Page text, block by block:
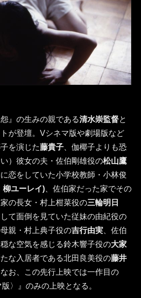
』の生みの親である清水崇監督と
が登壇。Vシネマ版や劇場版など
を演じた藤貴子、伽椰子よりも恐
）彼女の夫・佐伯剛雄役の松山鷹
恋をしていた小学校教師・小林俊
柳ユーレイ)、佐伯家だった家でその
の長女・村上柑菜役の三輪明日
て面倒を見ていた従妹の由紀役の
親・村上典子役の吉行由実、佐伯
な空気を感じる鈴木響子役の大家
な入居者である北田良美役の藤井
お、この先行上映では一作目の
〉』のみの上映となる。